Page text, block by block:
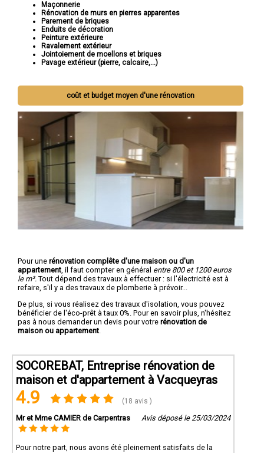
Maçonnerie
Rénovation de murs en pierres apparentes
Parement de briques
Enduits de décoration
Peinture extérieure
Ravalement extérieur
Jointoiement de moellons et briques
Pavage extérieur (pierre, calcaire,...)
coût et budget moyen d'une rénovation
Pour une rénovation complête d'une maison ou d'un
appartement , il faut compter en général entre 800 et 1200 euros
le m². Tout dépend des travaux à effectuer : si l'électricité est à
refaire, s'il y a des travaux de plomberie à prévoir...
De plus, si vous réalisez des travaux d'isolation, vous pouvez
bénéficier de l'éco-prêt à taux 0%. Pour en savoir plus, n'hésitez
pas à nous demander un devis pour votre rénovation de
maison ou appartement
SOCOREBAT, Entreprise rénovation de
maison et d'appartement à Vacqueyras
4.9 (18 avis )
Mr et Mme CAMIER de Carpentras Avis déposé le 25/03/2024
Pour notre part, nous avons été pleinement satisfaits de la